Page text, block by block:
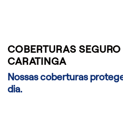
COBERTURAS
CARATINGA
Nossas coberturas
dia.